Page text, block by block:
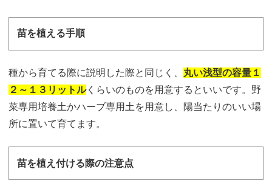
苗を植える手順
種から育てる際に説明した際と同じく、 丸い浅型の容量１
２～１３リットルくらいのものを用意するといいです。野
菜専用培養土かハーブ専用土を用意し、陽当たりのいい場
所に置いて育てます。
苗を植え付ける際の注意点